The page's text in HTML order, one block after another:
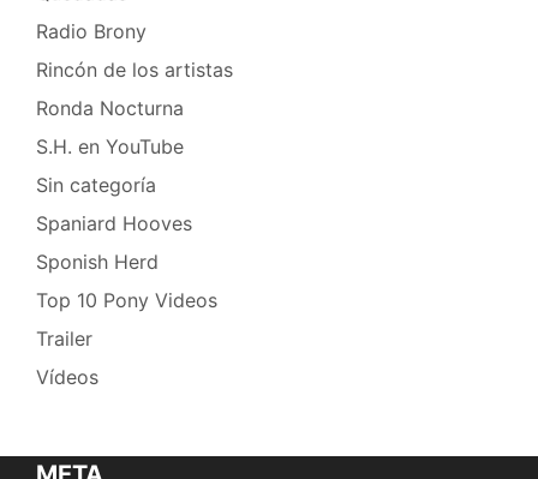
Radio Brony
Rincón de los artistas
Ronda Nocturna
S.H. en YouTube
Sin categoría
Spaniard Hooves
Sponish Herd
Top 10 Pony Videos
Trailer
Vídeos